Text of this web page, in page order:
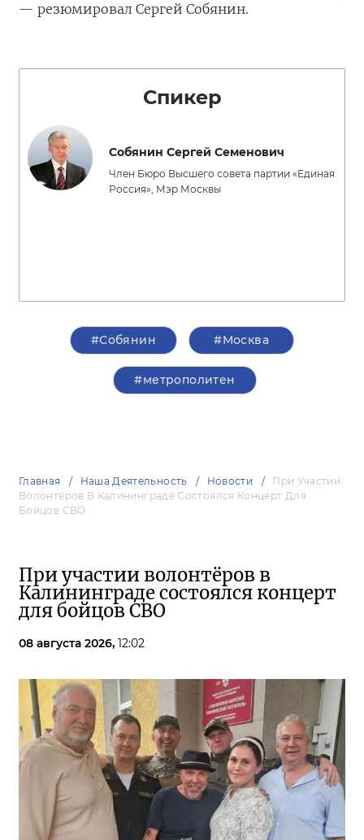
— резюмировал Сергей Собянин.
Спикер
Собянин Сергей Семенович
Член Бюро Высшего совета партии «Единая
Россия», Мэр Москвы
#Собянин #Москва
#метрополитен
Главная Наша Деятельность Новости
При Участии
Волонтёров В Калининграде Состоялся Концерт Для
Бойцов СВО
При участии волонтёров в
Калининграде состоялся концерт
для бойцов СВО
08 августа 2026, 12:02